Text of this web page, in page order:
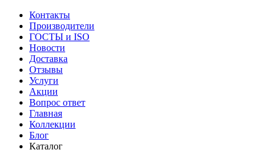
Контакты
Производители
ГОСТЫ и ISO
Новости
Доставка
Отзывы
Услуги
Акции
Вопрос ответ
Главная
Коллекции
Блог
Каталог